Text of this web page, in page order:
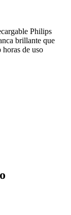
Philips
brillante que
horas de uso